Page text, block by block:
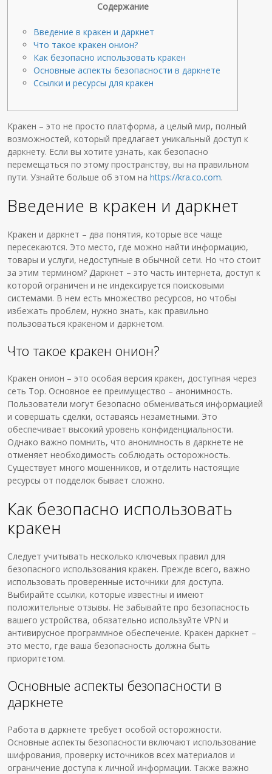
Содержание
Введение в кракен и даркнет
Что такое кракен онион?
Как безопасно использовать кракен
Основные аспекты безопасности в даркнете
Ссылки и ресурсы для кракен
Кракен – это не просто платформа, а целый мир, полный
возможностей, который предлагает уникальный доступ к
даркнету. Если вы хотите узнать, как безопасно
перемещаться по этому пространству, вы на правильном
пути. Узнайте больше об этом наhttps://kra.co.com.
Введение в кракен и даркнет
Кракен и даркнет – два понятия, которые все чаще
пересекаются. Это место, где можно найти информацию,
товары и услуги, недоступные в обычной сети. Но что стоит
за этим термином? Даркнет – это часть интернета, доступ к
которой ограничен и не индексируется поисковыми
системами. В нем есть множество ресурсов, но чтобы
избежать проблем, нужно знать, как правильно
пользоваться кракеном и даркнетом.
Что такое кракен онион?
Кракен онион – это особая версия кракен, доступная через
сеть Тор. Основное ее преимущество – анонимность.
Пользователи могут безопасно обмениваться информацией
и совершать сделки, оставаясь незаметными. Это
обеспечивает высокий уровень конфиденциальности.
Однако важно помнить, что анонимность в даркнете не
отменяет необходимость соблюдать осторожность.
Существует много мошенников, и отделить настоящие
ресурсы от подделок бывает сложно.
Как безопасно использовать
кракен
Следует учитывать несколько ключевых правил для
безопасного использования кракен. Прежде всего, важно
использовать проверенные источники для доступа.
Выбирайте ссылки, которые известны и имеют
положительные отзывы. Не забывайте про безопасность
вашего устройства, обязательно используйте VPN и
антивирусное программное обеспечение. Кракен даркнет –
это место, где ваша безопасность должна быть
приоритетом.
Основные аспекты безопасности в
даркнете
Работа в даркнете требует особой осторожности.
Основные аспекты безопасности включают использование
шифрования, проверку источников всех материалов и
ограничение доступа к личной информации. Также важно